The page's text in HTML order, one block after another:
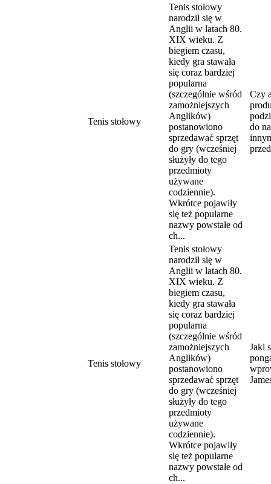
Tenis stołowy
Tenis stołowy
narodził się w
Anglii w latach 80.
XIX wieku. Z
biegiem czasu,
kiedy gra stawała
się coraz bardziej
popularna
(szczególnie wśród
zamożniejszych
Anglików)
postanowiono
sprzedawać sprzęt
do gry (wcześniej
służyły do tego
przedmioty
używane
codziennie).
Wkrótce pojawiły
się też popularne
nazwy powstałe od
ch...
Czy
do
Tenis stołowy
Tenis stołowy
narodził się w
Anglii w latach 80.
XIX wieku. Z
biegiem czasu,
kiedy gra stawała
się coraz bardziej
popularna
(szczególnie wśród
zamożniejszych
Anglików)
postanowiono
sprzedawać sprzęt
do gry (wcześniej
służyły do tego
przedmioty
używane
codziennie).
Wkrótce pojawiły
się też popularne
nazwy powstałe od
ch...
Jaki